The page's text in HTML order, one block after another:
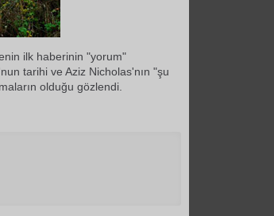
ilk haberinin "yorum"
tarihi ve Aziz Nicholas'nın "şu
olduğu gözlendi.